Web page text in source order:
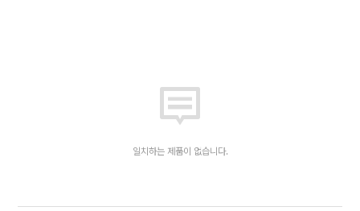
일치하는 제품이 없습니다.